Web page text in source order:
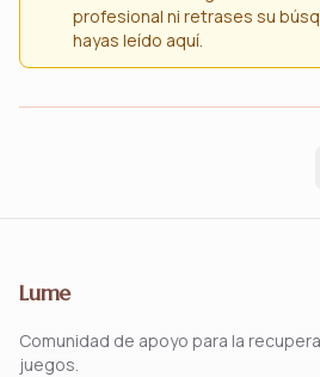
profesional ni retrases su
hayas leído aquí.
Lume
Comunidad de apoyo para la
juegos.